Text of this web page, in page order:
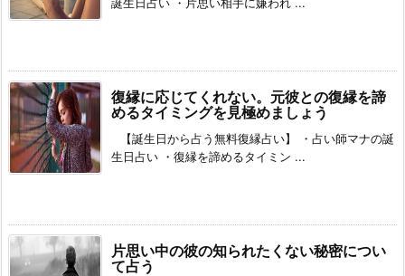
復縁に応じてくれない。元彼との復縁を諦
めるタイミングを見極めましょう
【誕生日から占う無料復縁占い】 ・占い師マナの誕
生日占い ・復縁を諦めるタイミン ...
片思い中の彼の知られたくない秘密につい
て占う